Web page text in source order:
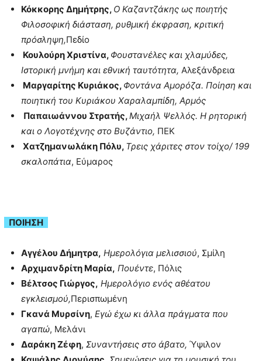
Κόκκορης Δημήτρης, Ο Καζαντζάκης ως ποιητής
Φιλοσοφική διάσταση, ρυθμική έκφραση, κριτική
πρόσληψη,Πεδίο
Κουλούρη Χριστίνα, Φουστανέλες και χλαμύδες,
Ιστορική μνήμη και εθνική ταυτότητα, Αλεξάνδρεια
Μαργαρίτης Κυριάκος, Φοντάνα Αμορόζα. Ποίηση και
ποιητική του Κυριάκου Χαραλαμπίδη, Αρμός
Παπαιωάννου Στρατής,Μιχαήλ Ψελλός. Η ρητορική
και ο Λογοτέχνης στο Βυζάντιο, ΠΕΚ
Χατζημανωλάκη Πόλυ, Τρεις χάριτες στον τοίχο/ 199
σκαλοπάτια, Εύμαρος
ΠΟΙΗΣΗ
Αγγέλου Δήμητρα, Ημερολόγια μελισσιού, Σμίλη
Αρχιμανδρίτη Μαρία, Πουέντε, Πόλις
Βέλτσος Γιώργος, Ημερολόγιο ενός αθέατου
εγκλεισμού,Περισπωμένη
Γκανά Μυρσίνη, Εγώ έχω κι άλλα πράγματα που
αγαπώ, Μελάνι
Δαράκη Ζέφη, Συναντήσεις στο άβατο, Ύψιλον